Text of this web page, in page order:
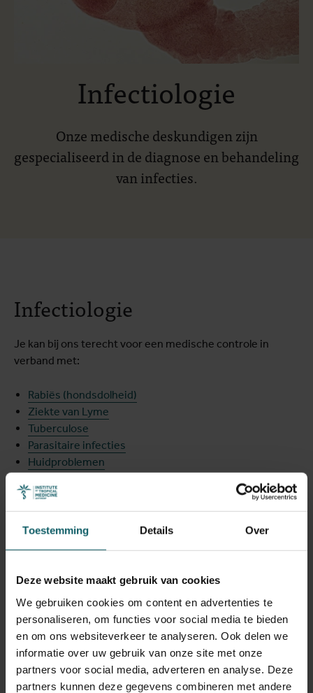
Toestemming Details Over
Deze website maakt gebruik van cookies
We gebruiken cookies om content en advertenties te
personaliseren, om functies voor social media te bieden
en om ons websiteverkeer te analyseren. Ook delen we
informatie over uw gebruik van onze site met onze
partners voor social media, adverteren en analyse. Deze
partners kunnen deze gegevens combineren met andere
Infectiologie
Onze medische deskundigen zijn
gespecialiseerd in de diagnose en behandeling
van infecties.
Infectiologie
Je kan bij ons terecht voor een medische controle in
verband met:
Rabiës (hondsdolheid)
Ziekte van Lyme
Tuberculose
Parasitaire infecties
Huidproblemen
tekenbeten, ...
Complexe infecties(infecties van botten en
gewrichten)
Hemoglobinopathieën
Maak een afspraak
Als je een van onze medische deskundigen
wenst te zien, moet je een afspraak maken.